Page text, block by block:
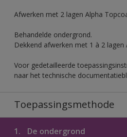
Afwerken met 2 lagen Alpha
Behandelde ondergrond.
Dekkend afwerken met 1 à 2 lagen
Voor gedetailleerde
naar het technische
Toepassingsmethode
1. De ondergrond